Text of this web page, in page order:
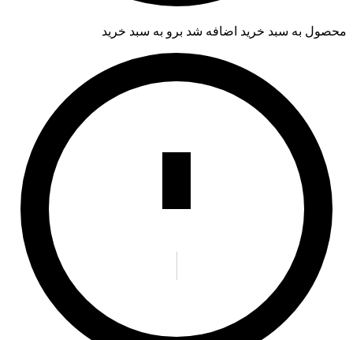
محصول به سبد خرید اضافه شد برو به سبد خرید